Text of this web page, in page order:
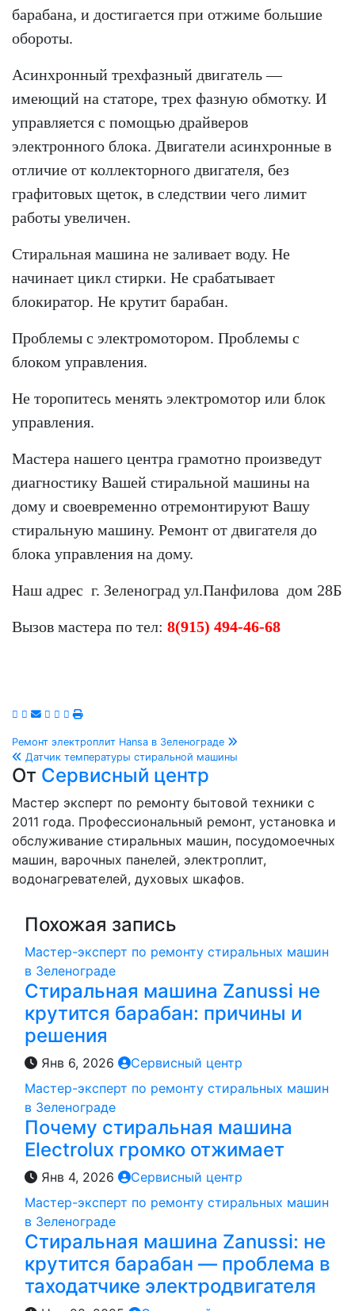
барабана, и достигается при отжиме большие
обороты.
Асинхронный трехфазный двигатель —
имеющий на статоре, трех фазную обмотку. И
управляется с помощью драйверов
электронного блока. Двигатели асинхронные в
отличие от коллекторного двигателя, без
графитовых щеток, в следствии чего лимит
работы увеличен.
Стиральная машина не заливает воду. Не
начинает цикл стирки. Не срабатывает
блокиратор. Не крутит барабан.
Проблемы с электромотором. Проблемы с
блоком управления.
Не торопитесь менять электромотор или блок
управления.
Мастера нашего центра грамотно произведут
диагностику Вашей стиральной машины на
дому и своевременно отремонтируют Вашу
стиральную машину. Ремонт от двигателя до
блока управления на дому.
Наш адрес г. Зеленоград ул.Панфилова дом 28Б
Вызов мастера по тел: 8(915) 494-46-68
Навигация
по
записям
Ремонт электроплит Hansa в Зеленограде
Датчик температуры стиральной машины
От Сервисный центр
Мастер эксперт по ремонту бытовой техники с
2011 года. Профессиональный ремонт, установка и
обслуживание стиральных машин, посудомоечных
машин, варочных панелей, электроплит,
водонагревателей, духовых шкафов.
Похожая запись
Мастер-эксперт по ремонту стиральных машин
в Зеленограде
Стиральная машина Zanussi не
крутится барабан: причины и
решения
Янв 6, 2026
Сервисный центр
Мастер-эксперт по ремонту стиральных машин
в Зеленограде
Почему стиральная машина
Electrolux громко отжимает
Янв 4, 2026
Сервисный центр
Мастер-эксперт по ремонту стиральных машин
в Зеленограде
Стиральная машина Zanussi: не
крутится барабан — проблема в
таходатчике электродвигателя